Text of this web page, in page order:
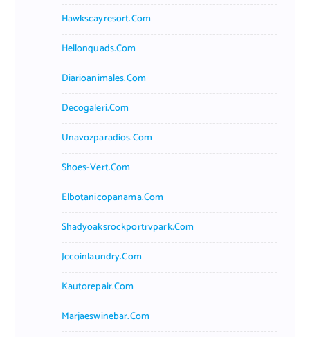
Hawkscayresort.com
Hellonquads.com
Diarioanimales.com
Decogaleri.com
Unavozparadios.com
Shoes-Vert.com
Elbotanicopanama.com
Shadyoaksrockportrvpark.com
Jccoinlaundry.com
Kautorepair.com
Marjaeswinebar.com